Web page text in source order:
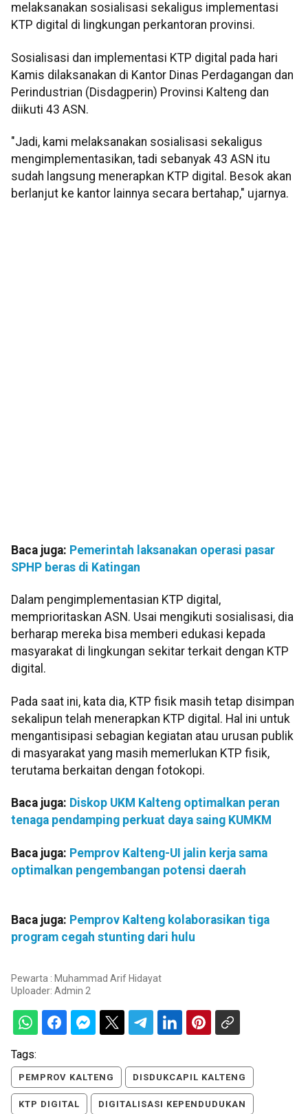
melaksanakan sosialisasi sekaligus implementasi
KTP digital di lingkungan perkantoran provinsi.
Sosialisasi dan implementasi KTP digital pada hari
Kamis dilaksanakan di Kantor Dinas Perdagangan dan
Perindustrian (Disdagperin) Provinsi Kalteng dan
diikuti 43 ASN.
"Jadi, kami melaksanakan sosialisasi sekaligus
mengimplementasikan, tadi sebanyak 43 ASN itu
sudah langsung menerapkan KTP digital. Besok akan
berlanjut ke kantor lainnya secara bertahap," ujarnya.
Baca juga: Pemerintah laksanakan operasi pasar
SPHP beras di Katingan
Dalam pengimplementasian KTP digital,
memprioritaskan ASN. Usai mengikuti sosialisasi, dia
berharap mereka bisa memberi edukasi kepada
masyarakat di lingkungan sekitar terkait dengan KTP
digital.
Pada saat ini, kata dia, KTP fisik masih tetap disimpan
sekalipun telah menerapkan KTP digital. Hal ini untuk
mengantisipasi sebagian kegiatan atau urusan publik
di masyarakat yang masih memerlukan KTP fisik,
terutama berkaitan dengan fotokopi.
Baca juga: Diskop UKM Kalteng optimalkan peran
tenaga pendamping perkuat daya saing KUMKM
Baca juga: Pemprov Kalteng-UI jalin kerja sama
optimalkan pengembangan potensi daerah
Baca juga: Pemprov Kalteng kolaborasikan tiga
program cegah stunting dari hulu
Pewarta : Muhammad Arif Hidayat
Uploader: Admin 2
Tags:
PEMPROV KALTENG DISDUKCAPIL KALTENG
KTP DIGITAL DIGITALISASI KEPENDUDUKAN